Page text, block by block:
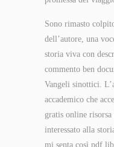
Sono rimasto
dell’autore, una
storia viva con
commento ben
Vangeli sinottici.
accademico che
gratis online risorsa
interessato alla
mi senta così pdf